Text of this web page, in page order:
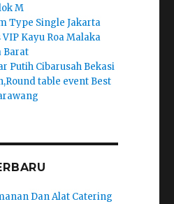
M
Type Single Jakarta
Kayu Roa Malaka
Barat
Putih Cibarusah Bekasi
table event Best
Dan Alat Catering